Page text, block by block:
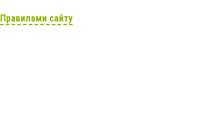
Правилами сайту